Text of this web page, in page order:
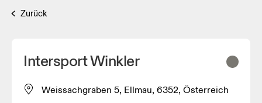
Zurück
Intersport Winkler
Weissachgraben 5, Ellmau, 6352, Österreich